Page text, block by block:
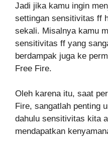
Jadi jika kamu ingin
settingan sensitivitas ff
sekali. Misalnya kamu
sensitivitas ff yang
berdampak juga ke
Free Fire.
Oleh karena itu, saat
Fire, sangatlah penting
dahulu sensitivitas kita
mendapatkan